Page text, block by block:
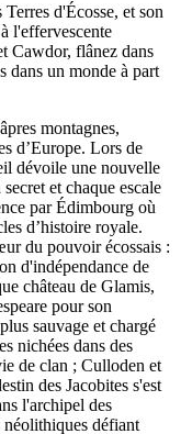
d'Écosse, et son
l'effervescente
Cawdor, flânez dans
dans un monde à part
montagnes,
d’Europe. Lors de
dévoile une nouvelle
et chaque escale
par Édimbourg où
d’histoire royale.
du pouvoir écossais :
d'indépendance de
château de Glamis,
pour son
sauvage et chargé
nichées dans des
de clan ; Culloden et
des Jacobites s'est
l'archipel des
néolithiques défiant